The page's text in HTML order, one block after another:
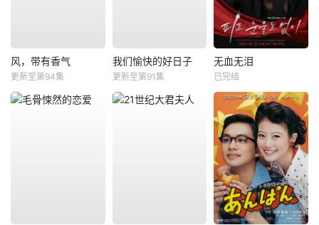
风，带有香气
更新至第94集
我们愉快的好日子
更新至第91集
无血无泪
已完结